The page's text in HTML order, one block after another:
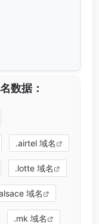
数据：
.airtel 域名
.lotte 域名
域名
.mk 域名